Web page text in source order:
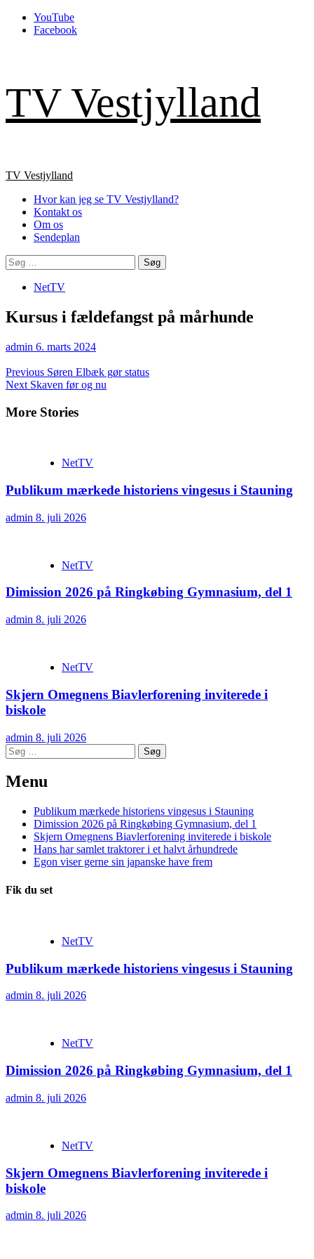
Skip
YouTube
Facebook
TV Vestjylland
Primary
TV Vestjylland
Hvor kan jeg se TV Vestjylland?
Kontakt os
Om os
Sendeplan
Søg
efter:
NetTV
Kursus i fældefangst på mårhunde
admin 6. marts 2024
Continue
Reading
Previous Søren Elbæk gør status
Next Skaven før og nu
More Stories
NetTV
Publikum mærkede historiens vingesus i Stauning
admin 8. juli 2026
NetTV
Dimission 2026 på Ringkøbing Gymnasium, del 1
admin 8. juli 2026
NetTV
Skjern Omegnens Biavlerforening inviterede i
biskole
admin 8. juli 2026
Søg
efter:
Menu
Publikum mærkede historiens vingesus i Stauning
Dimission 2026 på Ringkøbing Gymnasium, del 1
Skjern Omegnens Biavlerforening inviterede i biskole
Hans har samlet traktorer i et halvt århundrede
Egon viser gerne sin japanske have frem
Fik du set
NetTV
Publikum mærkede historiens vingesus i Stauning
admin 8. juli 2026
NetTV
Dimission 2026 på Ringkøbing Gymnasium, del 1
admin 8. juli 2026
NetTV
Skjern Omegnens Biavlerforening inviterede i
biskole
admin 8. juli 2026